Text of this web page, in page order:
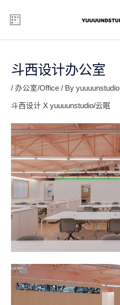
content
斗西设计办公室
/办公室/Office / Byyuuuunstudio
斗西设计 X yuuuunstudio/云眠